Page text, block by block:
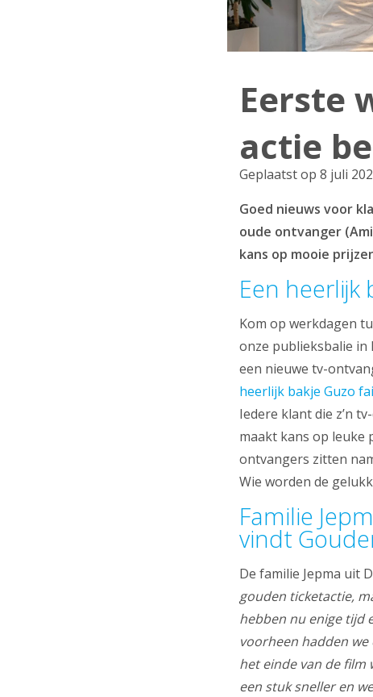
Eerste
actie
Geplaatst op 8 juli
Goed nieuws voor
oude ontvanger
kans op mooie
Een heerlijk
Kom op werkdagen
onze publieksbalie in
een nieuwe tv-
heerlijk bakje Guzo
Iedere klant die z’n
maakt kans op leuke
ontvangers zitten
Wie worden de
Familie
vindt
De familie Jepma uit
gouden ticketactie,
hebben nu enige tijd
voorheen hadden
het einde van de film
een stuk sneller en